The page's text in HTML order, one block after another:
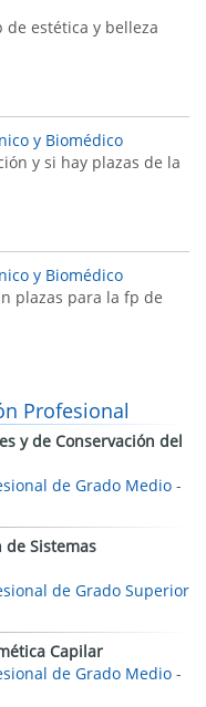
estética y belleza
y Biomédico
y si hay plazas de la
y Biomédico
plazas para la fp de
Profesional
y de Conservación del
de Grado Medio -
de Sistemas
de Grado Superior
Capilar
de Grado Medio -